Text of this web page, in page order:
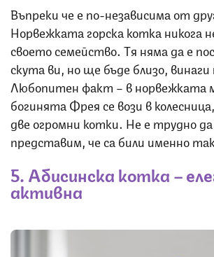
Въпреки че е по-независима от
Норвежката горска котка никога
своето семейство. Тя няма да е
скута ви, но ще бъде близо,
Любопитен факт – в норвежката
богинята Фрея се вози в
две огромни котки. Не е трудно да
представим, че са били именно
5. Абисинска котка –
активна